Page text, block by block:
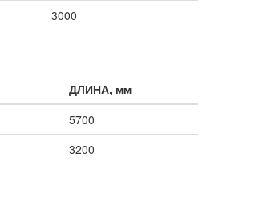
3000
ДЛИНА, мм
5700
3200